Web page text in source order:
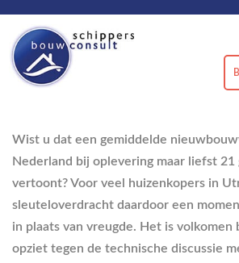
Wist u dat een gemiddelde
Nederland bij oplevering maar liefst 21
vertoont? Voor veel huizenkopers in
sleuteloverdracht daardoor een
in plaats van vreugde. Het is volkomen
opziet tegen de technische discussie